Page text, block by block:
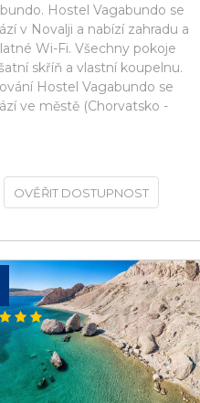
Hostel Vagabundo se
v Novalji a nabízí zahradu a
Wi-Fi. Všechny pokoje
skříň a vlastní koupelnu.
Hostel Vagabundo se
ve městě (Chorvatsko -
OVĚŘIT DOSTUPNOST